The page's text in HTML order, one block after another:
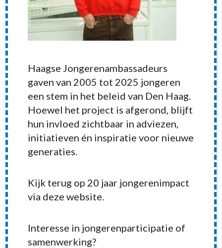
RECENT POSTS
Haagse Jongerenambassadeurs
gaven van 2005 tot 2025 jongeren
een stem in het beleid van Den Haag.
Hoewel het project is afgerond, blijft
hun invloed zichtbaar in adviezen,
initiatieven én inspiratie voor nieuwe
generaties.
Kijk terug op 20 jaar jongerenimpact
via deze website.
Interesse in jongerenparticipatie of
samenwerking?